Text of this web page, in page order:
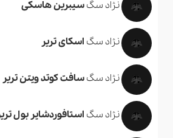
نژاد سگسیبرین هاسکی
نژاد سگ اسکای تریر
نژاد سگسافت کوتد ویتن تریر
نژاد سگ استافوردشایر بول